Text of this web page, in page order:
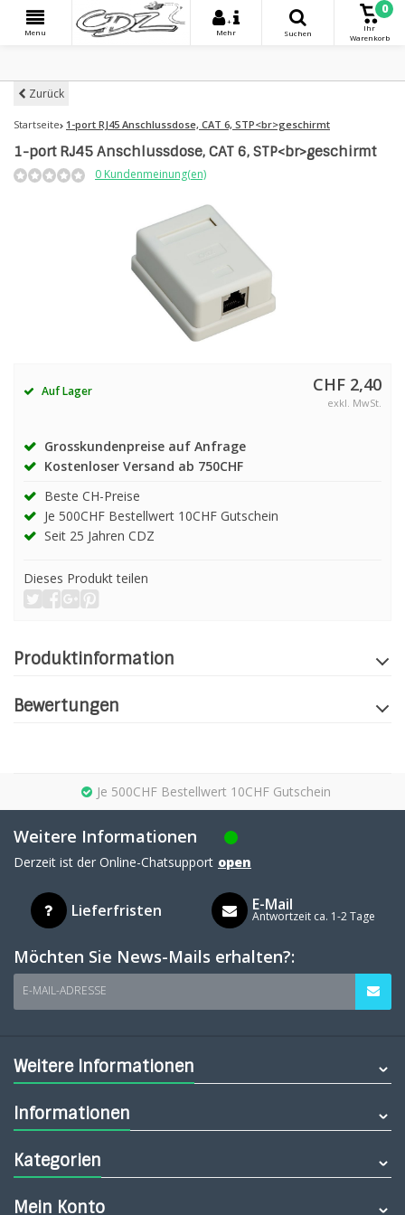
Menu
+
Mehr
Suchen
0
Ihr
Warenkorb
Zurück
Startseite 1-port RJ45 Anschlussdose, CAT 6, STP<br>geschirmt
1-port RJ45 Anschlussdose, CAT 6, STP<br>geschirmt
0 Kundenmeinung(en)
Auf Lager CHF 2,40
exkl. MwSt.
Grosskundenpreise auf Anfrage
Kostenloser Versand ab 750CHF
Beste CH-Preise
Je 500CHF Bestellwert 10CHF Gutschein
Seit 25 Jahren CDZ
Dieses Produkt teilen
Produktinformation
Bewertungen
Je 500CHF Bestellwert 10CHF Gutschein
Weitere Informationen
Derzeit ist der Online-Chatsupport open
Lieferfristen E-Mail
Antwortzeit ca. 1-2 Tage
Möchten Sie News-Mails erhalten?:
E-MAIL-ADRESSE
Weitere Informationen
Informationen
Kategorien
Mein Konto